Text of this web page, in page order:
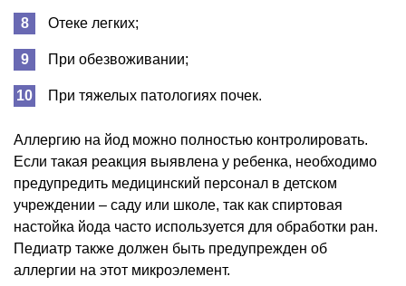
Отеке легких;
При обезвоживании;
При тяжелых патологиях почек.
Аллергию на йод можно полностью контролировать.
Если такая реакция выявлена у ребенка, необходимо
предупредить медицинский персонал в детском
учреждении – саду или школе, так как спиртовая
настойка йода часто используется для обработки ран.
Педиатр также должен быть предупрежден об
аллергии на этот микроэлемент.